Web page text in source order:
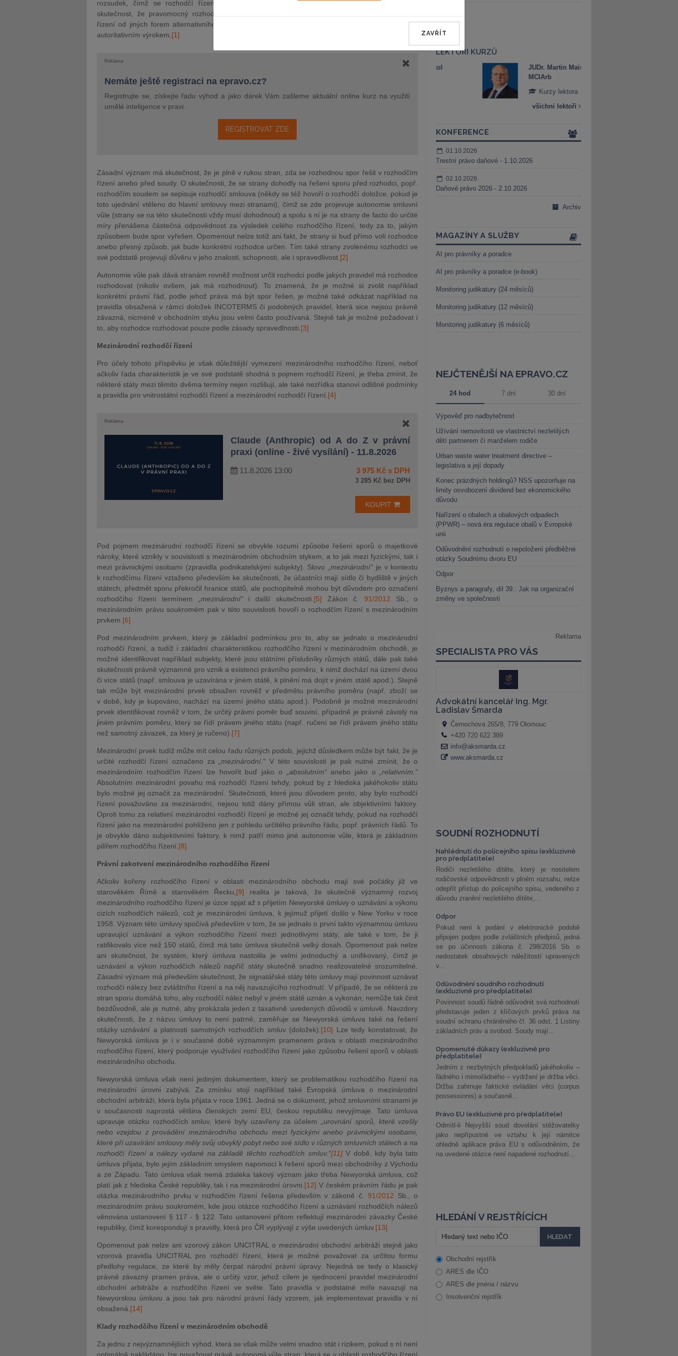
rozsudek, čímž se rozhodčí řízení liší od soudního řešení sporů. Na druhou stranu právě
skutečnost, že pravomocný rozhodčí nález se vyznačuje také vykonatelností, odlišuje rozhodčí
řízení od jiných forem alternativního řešení sporů, kde je obvykle spor ukončen dohodou, nikoliv
autoritativním výrokem. [1]
Reklama
Nemáte ještě registraci na epravo.cz?
Registrujte se, získejte řadu výhod a jako dárek Vám zašleme aktuální online kurz na využití
umělé inteligence v praxi.
REGISTROVAT ZDE
Zásadní význam má skutečnost, že je plně v rukou stran, zda se rozhodnou spor řešit v rozhodčím
řízení anebo před soudy. O skutečnosti, že se strany dohodly na řešení sporu před rozhodci, popř.
rozhodčím soudem se sepisuje rozhodčí smlouva (někdy se též hovoří o rozhodčí doložce, pokud je
toto ujednání vtěleno do hlavní smlouvy mezi stranami), čímž se zde projevuje autonomie smluvní
vůle (strany se na této skutečnosti vždy musí dohodnout) a spolu s ní je na strany de facto do určité
míry přenášena částečná odpovědnost za výsledek celého rozhodčího řízení, tedy za to, jakým
způsobem bude spor vyřešen. Opomenout nelze totiž ani fakt, že strany si buď přímo volí rozhodce
anebo přesný způsob, jak bude konkrétní rozhodce určen. Tím také strany zvolenému rozhodci ve
své podstatě projevují důvěru v jeho znalosti, schopnosti, ale i spravedlivost. [2]
Autonomie vůle pak dává stranám rovněž možnost určit rozhodci podle jakých pravidel má rozhodce
rozhodovat (nikoliv ovšem, jak má rozhodnout). To znamená, že je možné si zvolit například
konkrétní právní řád, podle jehož práva má být spor řešen, je možné také odkázat například na
pravidla obsažená v rámci doložek INCOTERMS či podobných pravidel, která sice nejsou právně
závazná, nicméně v obchodním styku jsou velmi často používaná. Stejně tak je možné požadovat i
to, aby rozhodce rozhodovat pouze podle zásady spravedlnosti. [3]
Mezinárodní rozhodčí řízení
Pro účely tohoto příspěvku je však důležitější vymezení mezinárodního rozhodčího řízení, neboť
ačkoliv řada charakteristik je ve své podstatě shodná s pojmem rozhodčí řízení, je třeba zmínit, že
některé státy mezi těmito dvěma termíny nejen rozlišují, ale také nezřídka stanoví odlišné podmínky
a pravidla pro vnitrostátní rozhodčí řízení a mezinárodní rozhodčí řízení. [4]
Reklama
Claude (Anthropic) od A do Z v právní
praxi (online - živé vysílání) - 11.8.2026
11.8.2026 13:00 3 975 Kč s DPH
3 285 Kč bez DPH
KOUPIT
Pod pojmem mezinárodní rozhodčí řízení se obvykle rozumí způsobe řešení sporů o majetkové
nároky, které vznikly v souvislosti s mezinárodním obchodním stykem, a to jak mezi fyzickými, tak i
mezi právnickými osobami (zpravidla podnikatelskými subjekty). Slovo
„mezinárodní“ je v kontextu
k rozhodčímu řízení vztaženo především ke skutečnosti, že účastníci mají sídlo či bydliště v jiných
státech, předmět sporu překročil hranice států, ale pochopitelně mohou být důvodem pro označení
rozhodčího řízení termínem
„mezinárodní“i další skutečnosti. [5] Zákon č. 91/2012 Sb., o
mezinárodním právu soukromém pak v této souvislosti hovoří o rozhodčím řízení s mezinárodním
prvkem. [6]
Pod mezinárodním prvkem, který je základní podmínkou pro to, aby se jednalo o mezinárodní
rozhodčí řízení, a tudíž i základní charakteristikou rozhodčího řízení v mezinárodním obchodě, je
možné identifikovat například subjekty, které jsou státními příslušníky různých států, dále pak také
skutečnosti právně významné pro vznik a existenci právního poměru, k nimž dochází na území dvou
či více států (např. smlouva je uzavírána v jiném státě, k plnění má dojít v jiném státě apod.). Stejně
tak může být mezinárodní prvek obsažen rovněž v předmětu právního poměru (např. zboží se
v době, kdy je kupováno, nachází na území jiného státu apod.). Podobně je možné mezinárodní
prvek identifikovat rovněž v tom, že určitý právní poměr buď souvisí, případně je právně závislý na
jiném právním poměru, který se řídí právem jiného státu (např. ručení se řídí právem jiného státu
než samotný závazek, za který je ručeno). [7]
Mezinárodní prvek tudíž může mít celou řadu různých podob, jejichž důsledkem může být fakt, že je
určité rozhodčí řízení označeno za
„mezinárodní.“V této souvislosti je pak nutné zmínit, že o
mezinárodním rozhodčím řízení lze hovořit buď jako o
„absolutním“anebo jako o
„relativním.“
Absolutním mezinárodní povahu má rozhodčí řízení tehdy, pokud by z hlediska jakéhokoliv státu
bylo možné jej označit za mezinárodní. Skutečnosti, které jsou důvodem proto, aby bylo rozhodčí
řízení považováno za mezinárodní, nejsou totiž dány přímou vůli stran, ale objektivními faktory.
Oproti tomu za relativní mezinárodní rozhodčí řízení je možné jej označit tehdy, pokud na rozhodčí
řízení jako na mezinárodní pohlíženo jen z pohledu určitého právního řádu, popř. právních řádů. To
je obvykle dáno subjektivními faktory, k nimž patří mimo jiné autonomie vůle, která je základním
pilířem rozhodčího řízení. [8]
Právní zakotvení mezinárodního rozhodčího řízení
Ačkoliv kořeny rozhodčího řízení v oblasti mezinárodního obchodu mají své počátky již ve
starověkém Římě a starověkém Řecku, [9] realita je taková, že skutečně významný rozvoj
mezinárodního rozhodčího řízení je úzce spjat až s přijetím Newyorské úmluvy o uznávání a výkonu
cizích rozhodčích nálezů, což je mezinárodní úmluva, k jejímuž přijetí došlo v New Yorku v roce
1958. Význam této úmluvy spočívá především v tom, že se jednalo o první takto významnou úmluvu
upravující uznávání a výkon rozhodčího řízení mezi jednotlivými státy, ale také v tom, že ji
ratifikovalo více než 150 států, čímž má tato úmluva skutečně velký dosah. Opomenout pak nelze
ani skutečnost, že systém, který úmluva nastolila je velmi jednoduchý a unifikovaný, čímž je
uznávání a výkon rozhodčích nálezů napříč státy skutečně snadno realizovatelné srozumitelné.
Zásadní význam má především skutečnost, že signatářské státy této úmluvy mají povinnost uznávat
rozhodčí nálezy bez zvláštního řízení a na něj navazujícího rozhodnutí. V případě, že se některá ze
stran sporu domáhá toho, aby rozhodčí nález nebyl v jiném státě uznán a vykonán, nemůže tak činit
bezdůvodně, ale je nutné, aby prokázala jeden z taxativně uvedených důvodů v úmluvě. Navzdory
skutečnosti, že z názvu úmluvy to není patrné, zaměřuje se Newyorská úmluva také na řešení
otázky uznávání a platnosti samotných rozhodčích smluv (doložek). [10] Lze tedy konstatovat, že
Newyorská úmluva je i v současné době významným pramenem práva v oblasti mezinárodního
rozhodčího řízení, který podporuje využívání rozhodčího řízení jako způsobu řešení sporů v oblasti
mezinárodního obchodu.
Newyorská úmluva však není jediným dokumentem, který se problematikou rozhodčího řízení na
mezinárodní úrovni zabývá. Za zmínku stojí například také Evropská úmluva o mezinárodní
obchodní arbitráži, která byla přijata v roce 1961. Jedná se o dokument, jehož smluvními stranami je
v současnosti naprostá většina členských zemí EU, českou republiku nevyjímaje. Tato úmluva
upravuje otázku rozhodčích smluv, které byly uzavřeny za účelem
„urovnání sporů, které vzešly
nebo vzejdou z provádění mezinárodního obchodu mezi fyzickými anebo právnickými osobami,
které při uzavírání smlouvy měly svůj obvyklý pobyt nebo své sídlo v různých smluvních státech a na
rozhodčí řízení a nálezy vydané na základě těchto rozhodčích smluv.“[11] V době, kdy byla tato
úmluva přijata, bylo jejím základním smyslem napomoci k řešení sporů mezi obchodníky z Východu
a ze Západu. Tato úmluva však nemá zdaleka takový význam jako třeba Newyorská úmluva, což
platí jak z hlediska České republiky, tak i na mezinárodní úrovni. [12] V českém právním řádu je pak
otázka mezinárodního prvku v rozhodčím řízení řešena především v zákoně č. 91/2012 Sb., o
mezinárodním právu soukromém, kde jsou otázce rozhodčího řízení a uznávání rozhodčích nálezů
věnována ustanovení § 117 - § 122. Tato ustanovení přitom reflektují mezinárodní závazky České
republiky, čímž korespondují s pravidly, která pro ČR vyplývají z výše uvedených úmluv. [13]
Opomenout pak nelze ani vzorový zákon UNCITRAL o mezinárodní obchodní arbitráži stejně jako
vzorová pravidla UNCITRAL pro rozhodčí řízení, která je možné považovat za určitou formu
předlohy regulace, ze které by měly čerpat národní právní úpravy. Nejedná se tedy o klasický
právně závazný pramen práva, ale o určitý vzor, jehož cílem je sjednocení pravidel mezinárodní
obchodní arbitráže a rozhodčího řízení ve světe. Tato pravidla v podstatné míře navazují na
Newyorskou úmluvu a jsou tak pro národní právní řády vzorem, jak implementovat pravidla v ní
obsažená. [14]
Klady rozhodčího řízení v mezinárodním obchodě
Za jednu z nejvýznamnějších výhod, která se však může velmi snadno stát i rizikem, pokud s ní není
LEKTOŘI KURZŮ
Kurzy lektora
JUDr. Martin Maisner, Ph.D.,
MCIArb
Kurzy lektora
všichni lektoři
KONFERENCE
01.10.2026
Trestní právo daňové - 1.10.2026
02.10.2026
Daňové právo 2026 - 2.10.2026
Archiv
MAGAZÍNY A SLUŽBY
AI pro právníky a poradce
AI pro právníky a poradce (e-book)
Monitoring judikatury (24 měsíců)
Monitoring judikatury (12 měsíců)
Monitoring judikatury (6 měsíců)
NEJČTENĚJŠÍ NA EPRAVO.CZ
24 hod 7 dní 30 dní
Výpověď pro nadbytečnost
Užívání nemovitosti ve vlastnictví nezletilých
dětí partnerem či manželem rodiče
Urban waste water treatment directive –
legislativa a její dopady
Konec prázdných holdingů? NSS upozorňuje na
limity osvobození dividend bez ekonomického
důvodu
Nařízení o obalech a obalových odpadech
(PPWR) – nová éra regulace obalů v Evropské
unii
Odůvodnění rozhodnutí o nepoložení předběžné
otázky Soudnímu dvoru EU
Odpor
Byznys a paragrafy, díl 39.: Jak na organizační
změny ve společnosti
SOUDNÍ ROZHODNUTÍ
Nahlédnutí do policejního spisu (exkluzivně
pro předplatitele)
Rodiči nezletilého dítěte, který je nositelem
rodičovské odpovědnosti v plném rozsahu, nelze
odepřít přístup do policejního spisu, vedeného z
důvodu zranění nezletilého dítěte,...
Odpor
Pokud není k podání v elektronické podobě
připojen podpis podle zvláštních předpisů, jedná
se po účinnosti zákona č. 298/2016 Sb. o
nedostatek obsahových náležitostí upravených
v...
Odůvodnění soudního rozhodnutí
(exkluzivně pro předplatitele)
Povinnost soudů řádně odůvodnit svá rozhodnutí
představuje jeden z klíčových prvků práva na
soudní ochranu chráněného čl. 36 odst. 1 Listiny
základních práv a svobod. Soudy mají...
Opomenuté důkazy (exkluzivně pro
předplatitele)
Jedním z nezbytných předpokladů jakéhokoliv –
řádného i mimořádného – vydržení je držba věci.
Držba zahrnuje faktické ovládání věci (corpus
possessionis) a současně...
Právo EU (exkluzivně pro předplatitele)
Odmítl-li Nejvyšší soud dovolání stěžovatelky
jako nepřípustné ve vztahu k její námitce
ohledně aplikace práva EU s odůvodněním, že
na uvedené otázce není napadené rozhodnutí...
HLEDÁNÍ V REJSTŘÍCÍCH
Obchodní rejstřík
ARES dle IČO
ARES dle jména / názvu
Insolvenční rejstřík
ZAVŘÍT